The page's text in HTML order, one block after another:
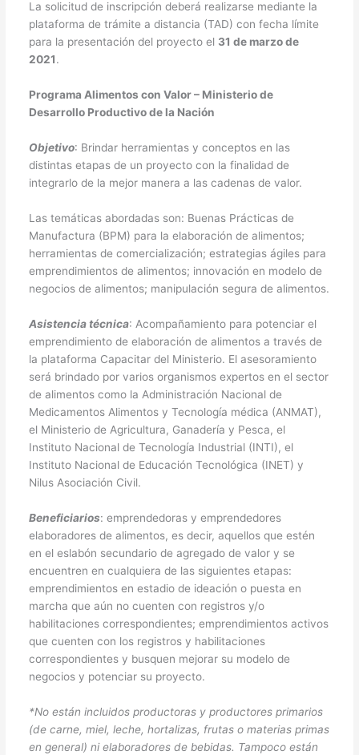
La solicitud de inscripción deberá realizarse mediante la
plataforma de trámite a distancia (TAD) con fecha límite
para la presentación del proyecto el 31 de marzo de
2021.
Programa Alimentos con Valor – Ministerio de
Desarrollo Productivo de la Nación
Objetivo: Brindar herramientas y conceptos en las
distintas etapas de un proyecto con la finalidad de
integrarlo de la mejor manera a las cadenas de valor.
Las temáticas abordadas son: Buenas Prácticas de
Manufactura (BPM) para la elaboración de alimentos;
herramientas de comercialización; estrategias ágiles para
emprendimientos de alimentos; innovación en modelo de
negocios de alimentos; manipulación segura de alimentos.
Asistencia técnica: Acompañamiento para potenciar el
emprendimiento de elaboración de alimentos a través de
la plataforma Capacitar del Ministerio. El asesoramiento
será brindado por varios organismos expertos en el sector
de alimentos como la Administración Nacional de
Medicamentos Alimentos y Tecnología médica (ANMAT),
el Ministerio de Agricultura, Ganadería y Pesca, el
Instituto Nacional de Tecnología Industrial (INTI), el
Instituto Nacional de Educación Tecnológica (INET) y
Nilus Asociación Civil.
Beneficiarios: emprendedoras y emprendedores
elaboradores de alimentos, es decir, aquellos que estén
en el eslabón secundario de agregado de valor y se
encuentren en cualquiera de las siguientes etapas:
emprendimientos en estadio de ideación o puesta en
marcha que aún no cuenten con registros y/o
habilitaciones correspondientes; emprendimientos activos
que cuenten con los registros y habilitaciones
correspondientes y busquen mejorar su modelo de
negocios y potenciar su proyecto.
*No están incluidos productoras y productores primarios
(de carne, miel, leche, hortalizas, frutas o materias primas
en general) ni elaboradores de bebidas. Tampoco están